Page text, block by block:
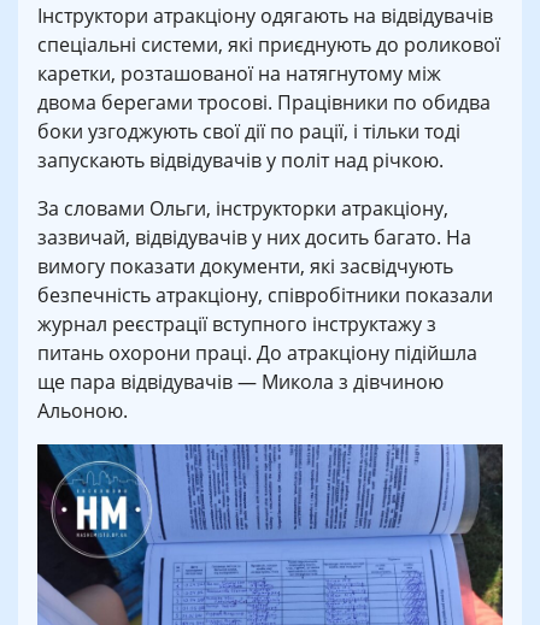
Інструктори атракціону одягають на відвідувачів
спеціальні системи, які приєднують до роликової
каретки, розташованої на натягнутому між
двома берегами тросові. Працівники по обидва
боки узгоджують свої дії по рації, і тільки тоді
запускають відвідувачів у політ над річкою.
За словами Ольги, інструкторки атракціону,
зазвичай, відвідувачів у них досить багато. На
вимогу показати документи, які засвідчують
безпечність атракціону, співробітники показали
журнал реєстрації вступного інструктажу з
питань охорони праці. До атракціону підійшла
ще пара відвідувачів — Микола з дівчиною
Альоною.